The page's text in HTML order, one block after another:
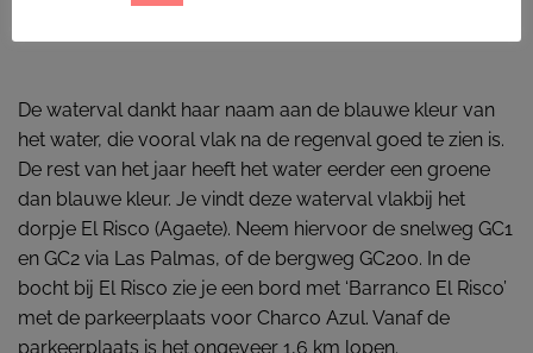
De waterval dankt haar naam aan de blauwe kleur van
het water, die vooral vlak na de regenval goed te zien is.
De rest van het jaar heeft het water eerder een groene
dan blauwe kleur. Je vindt deze waterval vlakbij het
dorpje El Risco (Agaete). Neem hiervoor de snelweg GC1
en GC2 via Las Palmas, of de bergweg GC200. In de
bocht bij El Risco zie je een bord met ‘Barranco El Risco’
met de parkeerplaats voor Charco Azul. Vanaf de
parkeerplaats is het ongeveer 1,6 km lopen.